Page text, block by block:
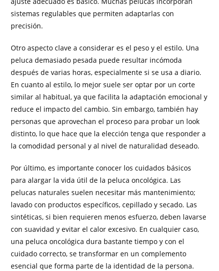
sistemas regulables que permiten adaptarlas con
precisión.
Otro aspecto clave a considerar es el peso y el estilo. Una
peluca demasiado pesada puede resultar incómoda
después de varias horas, especialmente si se usa a diario.
En cuanto al estilo, lo mejor suele ser optar por un corte
similar al habitual, ya que facilita la adaptación emocional y
reduce el impacto del cambio. Sin embargo, también hay
personas que aprovechan el proceso para probar un look
distinto, lo que hace que la elección tenga que responder a
la comodidad personal y al nivel de naturalidad deseado.
Por último, es importante conocer los cuidados básicos
para alargar la vida útil de la peluca oncológica. Las
pelucas naturales suelen necesitar más mantenimiento;
lavado con productos específicos, cepillado y secado. Las
sintéticas, si bien requieren menos esfuerzo, deben lavarse
con suavidad y evitar el calor excesivo. En cualquier caso,
una peluca oncológica dura bastante tiempo y con el
cuidado correcto, se transformar en un complemento
esencial que forma parte de la identidad de la persona.